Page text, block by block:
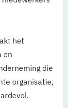
het
en
die
organisatie,